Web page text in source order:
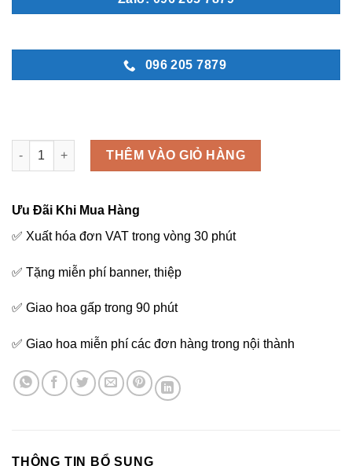
096 205 7879
Hoa đám hiếu - MN 66 số lượng
THÊM VÀO GIỎ HÀNG
Ưu Đãi Khi Mua Hàng
✅ Xuất hóa đơn VAT trong vòng 30 phút
✅ Tặng miễn phí banner, thiệp
✅ Giao hoa gấp trong 90 phút
✅ Giao hoa miễn phí các đơn hàng trong nội thành
THÔNG TIN BỔ SUNG